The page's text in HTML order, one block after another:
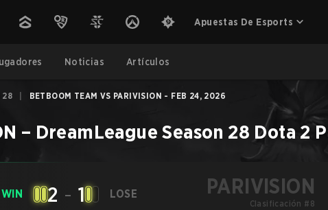
Apuestas De Esports
Noticias Artículos
28 BETBOOM TEAM VS PARIVISION - FEB 24, 2026
– DreamLeague Season 28 Dota 2
WIN 2 - 1 LOSE PARIVISION
Clasificación #8